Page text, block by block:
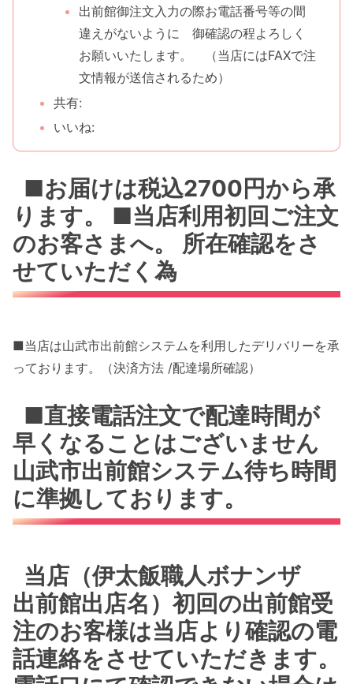
出前館御注文入力の際お電話番号等の間
違えがないように 御確認の程よろしく
お願いいたします。 （当店にはFAXで注
文情報が送信されるため）
共有:
いいね:
■お届けは税込2700円から承
ります。 ■当店利用初回ご注文
のお客さまへ。 所在確認をさ
せていただく為
■当店は山武市出前館システムを利用したデリバリーを承
っております。（決済方法 /配達場所確認）
■直接電話注文で配達時間が
早くなることはございません
山武市出前館システム待ち時間
に準拠しております。
当店（伊太飯職人ボナンザ
出前館出店名）初回の出前館受
注のお客様は当店より確認の電
話連絡をさせていただきます。